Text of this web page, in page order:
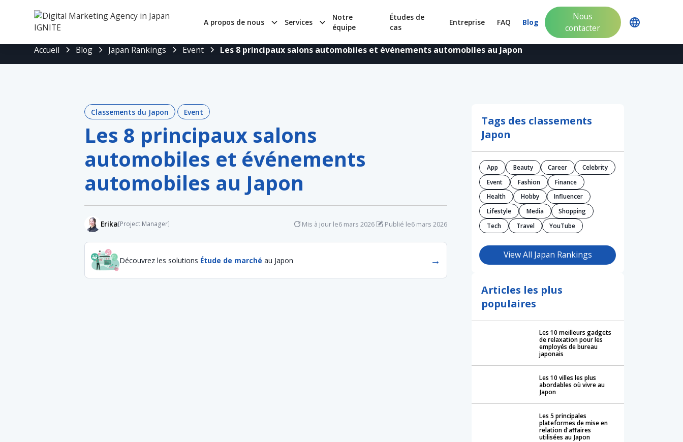
A propos de nous Services
Notre
équipe
Études de
cas
Entreprise FAQ Blog
Nous
contacter
Accueil
Blog Japan Rankings Event Les 8 principaux salons automobiles et événements automobiles au Japon
Classements du Japon Event
Les 8 principaux salons
automobiles et événements
automobiles au Japon
Erika[Project Manager] Mis à jour le6 mars 2026 Publié le6 mars 2026
Découvrez les solutions Étude de marché au Japon →
Tags des classements
Japon
App Beauty Career
Celebrity
Event
Fashion
Finance
Health
Hobby
Influencer
Lifestyle
Media
Shopping
Tech
Travel YouTube
View All Japan Rankings
Articles les plus
populaires
Les 10 meilleurs gadgets
de relaxation pour les
employés de bureau
japonais
Les 10 villes les plus
abordables où vivre au
Japon
Les 5 principales
plateformes de mise en
relation d'affaires
utilisées au Japon